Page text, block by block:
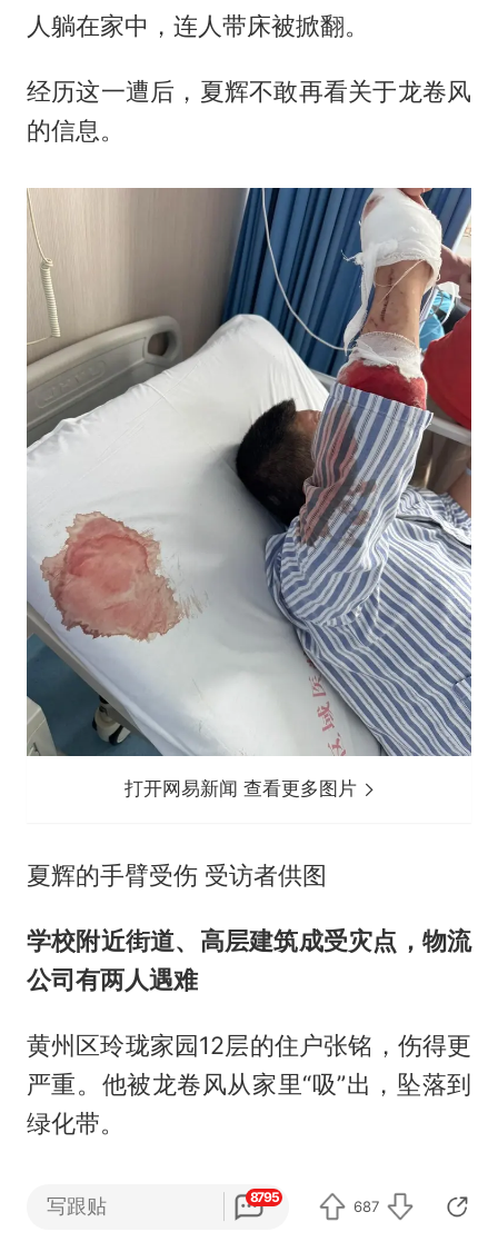
人躺在家中，连人带床被掀翻。
经历这一遭后，夏辉不敢再看关于龙卷风
的信息。
打开网易新闻 查看更多图片
夏辉的手臂受伤 受访者供图
学校附近街道、高层建筑成受灾点，物流
公司有两人遇难
黄州区玲珑家园12层的住户张铭，伤得更
严重。他被龙卷风从家里“吸”出，坠落到
绿化带。
张铭的表哥柳先生住在同一栋楼的20层，
他回忆，事发前，天看着很黑，风很大，
写跟贴 8795
687